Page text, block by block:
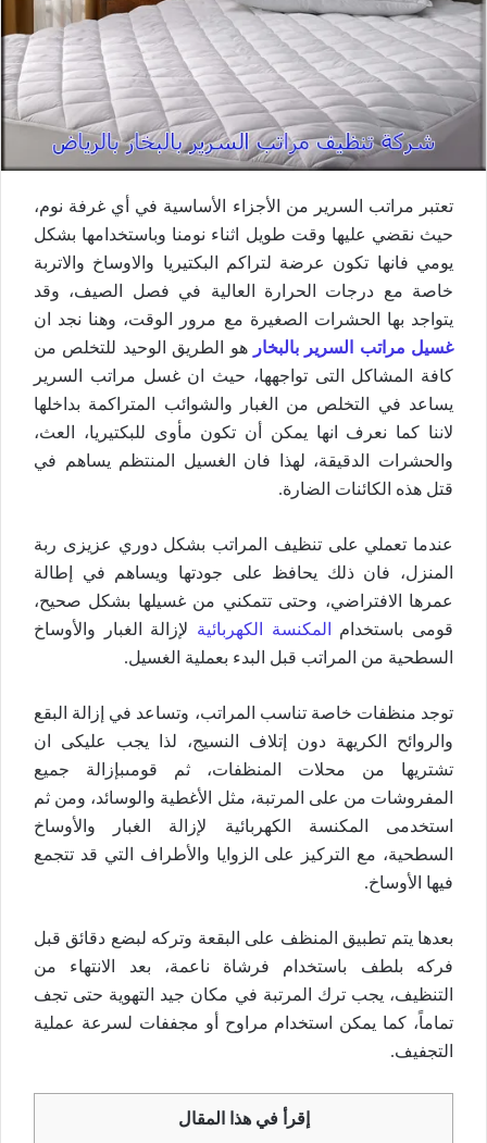
تعتبر مراتب السرير من الأجزاء الأساسية في أي غرفة نوم،
حيث نقضي عليها وقت طويل اثناء نومنا وباستخدامها بشكل
يومي فانها تكون عرضة لتراكم البكتيريا والاوساخ والاتربة
خاصة مع درجات الحرارة العالية في فصل الصيف، وقد
يتواجد بها الحشرات الصغيرة مع مرور الوقت، وهنا نجد ان
غسيل مراتب السرير بالبخار هو الطريق الوحيد للتخلص من
كافة المشاكل التى تواجهها، حيث ان غسل مراتب السرير
يساعد في التخلص من الغبار والشوائب المتراكمة بداخلها
لاننا كما نعرف انها يمكن أن تكون مأوى للبكتيريا، العث،
والحشرات الدقيقة، لهذا فان الغسيل المنتظم يساهم في
قتل هذه الكائنات الضارة.
عندما تعملي على تنظيف المراتب بشكل دوري عزيزى ربة
المنزل، فان ذلك يحافظ على جودتها ويساهم في إطالة
عمرها الافتراضي، وحتى تتمكني من غسيلها بشكل صحيح،
قومى باستخدام
المكنسة الكهربائية لإزالة الغبار والأوساخ
السطحية من المراتب قبل البدء بعملية الغسيل.
توجد منظفات خاصة تناسب المراتب، وتساعد في إزالة البقع
والروائح الكريهة دون إتلاف النسيج، لذا يجب عليكى ان
تشتريها من محلات المنظفات، ثم قومىبإزالة جميع
المفروشات من على المرتبة، مثل الأغطية والوسائد، ومن ثم
استخدمى المكنسة الكهربائية لإزالة الغبار والأوساخ
السطحية، مع التركيز على الزوايا والأطراف التي قد تتجمع
فيها الأوساخ.
بعدها يتم تطبيق المنظف على البقعة وتركه لبضع دقائق قبل
فركه بلطف باستخدام فرشاة ناعمة، بعد الانتهاء من
التنظيف، يجب ترك المرتبة في مكان جيد التهوية حتى تجف
تماماً، كما يمكن استخدام مراوح أو مجففات لسرعة عملية
التجفيف.
إقرأ في هذا المقال